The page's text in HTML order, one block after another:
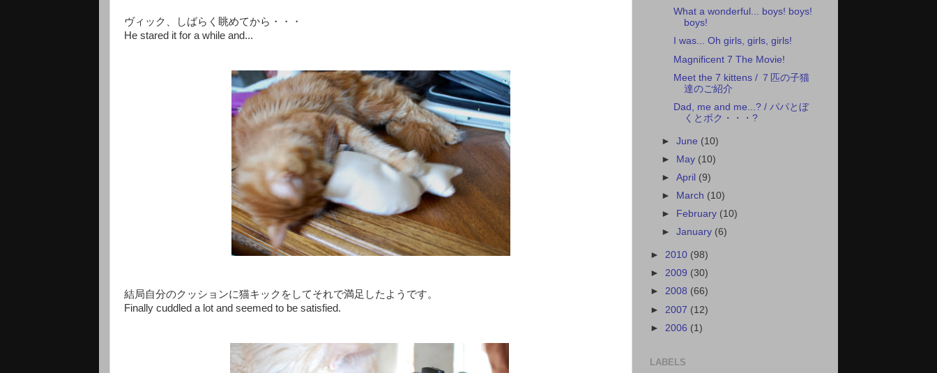
ヴィック、しばらく眺めてから・・・
He stared it for a while and...
結局自分のクッションに猫キックをしてそれで満足したようです。
Finally cuddled a lot and seemed to be satisfied.
What a wonderful... boys! boys!
boys!
I was... Oh girls, girls, girls!
Magnificent 7 The Movie!
Meet the 7 kittens / ７匹の子猫
達のご紹介
Dad, me and me...? / パパとぼ
くとボク・・・?
►June (10)
►
May (10)
►April (9)
►
March (10)
►
February (10)
►January (6)
► 2010 (98)
► 2009 (30)
► 2008 (66)
► 2007 (12)
► 2006 (1)
LABELS